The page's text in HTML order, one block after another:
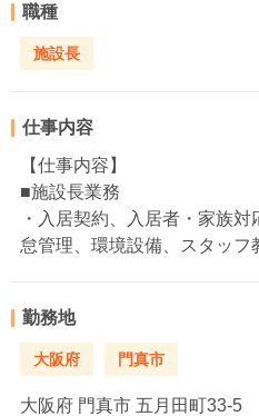
職種
施設長
仕事内容
【仕事内容】
■施設長業務
・入居契約、入居者・家族
怠管理、環境設備、スタッ
勤務地
大阪府 門真市
大阪府 門真市 五月田町33-5